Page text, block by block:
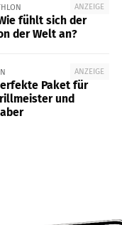
ANZEIGE
fühlt sich der
der Welt an?
ANZEIGE
Paket für
und